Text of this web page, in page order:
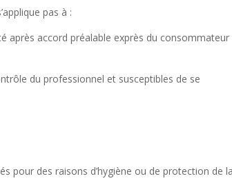
pas à :
après accord préalable exprès du consommateur
du professionnel et susceptibles de se
pour des raisons d’hygiène ou de protection de la